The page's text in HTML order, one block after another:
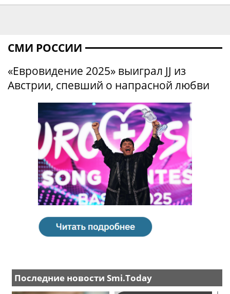
СМИ РОССИИ
«Евровидение 2025» выиграл JJ из
Австрии, спевший о напрасной любви